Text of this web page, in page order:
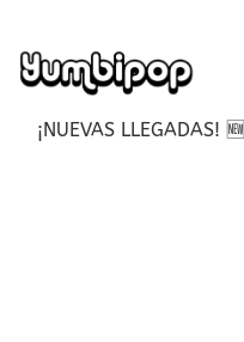
¡NUEVAS LLEGADAS! 🆕